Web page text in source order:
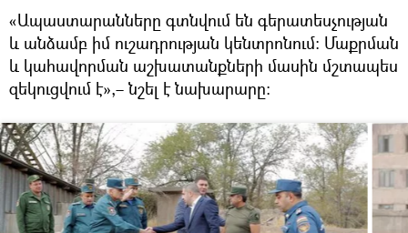
«Ապաստարանները գտնվում են գերատեսչության
և անձամբ իմ ուշադրության կենտրոնում։ Մաքրման
և կահավորման աշխատանքների մասին մշտապես
զեկուցվում է»,– նշել է նախարարը։